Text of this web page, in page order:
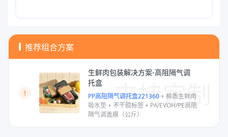
推荐组合方案
支持定制
1
生鲜肉包装解决方案-高阻隔气调
托盒
PP高阻隔气调托盒221360+棉质生鲜肉
吸水垫+ 不干胶标签+ PA/EVOH/PE高阻
隔气调盖膜（公斤）